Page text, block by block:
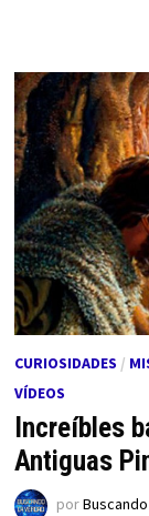
CURIOSIDADES /
VÍDEOS
Increíbles
Antiguas
por